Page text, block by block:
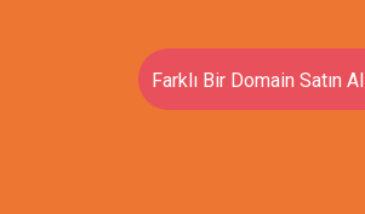
Farklı Bir Domain Satın Al